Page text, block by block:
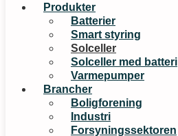
Produkter
Batterier
Smart styring
Solceller
Solceller med batteri
Varmepumper
Brancher
Boligforening
Industri
Forsyningssektoren